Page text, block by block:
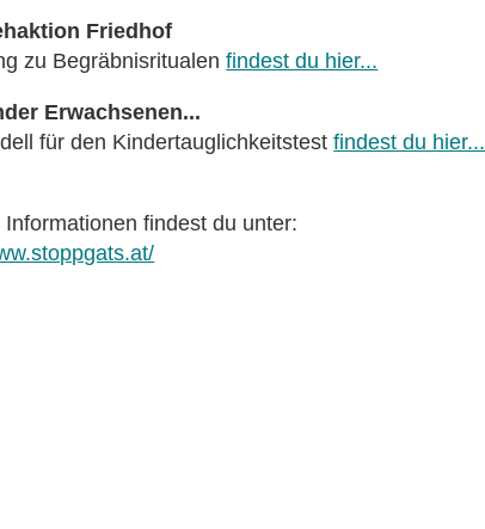
Friedhof
zu Begräbnisritualenfindest du hier...
Erwachsenen...
für den Kindertauglichkeitstestfindest du hier...
Informationen findest du unter: